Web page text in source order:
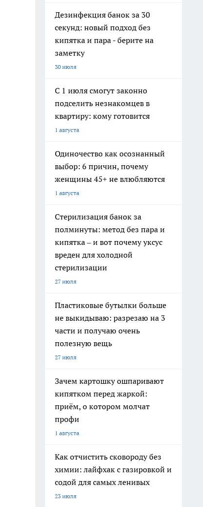
Дезинфекция банок за 30
секунд: новый подход без
кипятка и пара - берите на
заметку
30 июля
С 1 июля смогут законно
подселить незнакомцев в
квартиру: кому готовится
1 августа
Одиночество как осознанный
выбор: 6 причин, почему
женщины 45+ не влюбляются
1 августа
Стерилизация банок за
полминуты: метод без пара и
кипятка – и вот почему уксус
вреден для холодной
стерилизации
27 июля
Пластиковые бутылки больше
не выкидываю: разрезаю на 3
части и получаю очень
полезную вещь
27 июля
Зачем картошку ошпаривают
кипятком перед жаркой:
приём, о котором молчат
профи
1 августа
Как отчистить сковороду без
химии: лайфхак с газировкой и
содой для самых ленивых
23 июля